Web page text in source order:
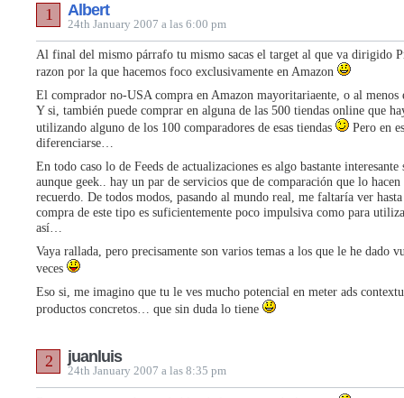
Albert
24th January 2007 a las 6:00 pm
1
Al final del mismo párrafo tu mismo sacas el target al que va dirigido
razon por la que hacemos foco exclusivamente en Amazon
El comprador no-USA compra en Amazon mayoritariaente, o al menos
Y si, también puede comprar en alguna de las 500 tiendas online que
utilizando alguno de los 100 comparadores de esas tiendas
Pero en
diferenciarse…
En todo caso lo de Feeds de actualizaciones es algo bastante
aunque geek.. hay un par de servicios que de comparación que lo
recuerdo. De todos modos, pasando al mundo real, me faltaría ver
compra de este tipo es suficientemente poco impulsiva como para
así…
Vaya rallada, pero precisamente son varios temas a los que le he dado
veces
Eso si, me imagino que tu le ves mucho potencial en meter ads
productos concretos… que sin duda lo tiene
juanluis
24th January 2007 a las 8:35 pm
2